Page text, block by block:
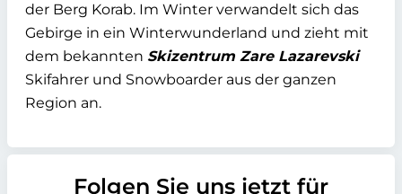
der Berg Korab. Im Winter verwandelt sich das
Gebirge in ein Winterwunderland und zieht mit
dem bekannten Skizentrum Zare Lazarevski
Skifahrer und Snowboarder aus der ganzen
Region an.
Folgen Sie uns jetzt für